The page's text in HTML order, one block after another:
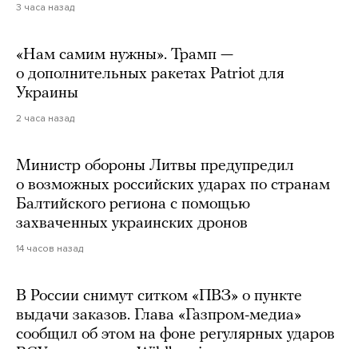
3 часа назад
«Нам самим нужны». Трамп —
о дополнительных ракетах Patriot для
Украины
2 часа назад
Министр обороны Литвы предупредил
о возможных российских ударах по странам
Балтийского региона с помощью
захваченных украинских дронов
14 часов назад
В России снимут ситком «ПВЗ» о пункте
выдачи заказов. Глава «Газпром-медиа»
сообщил об этом на фоне регулярных ударов